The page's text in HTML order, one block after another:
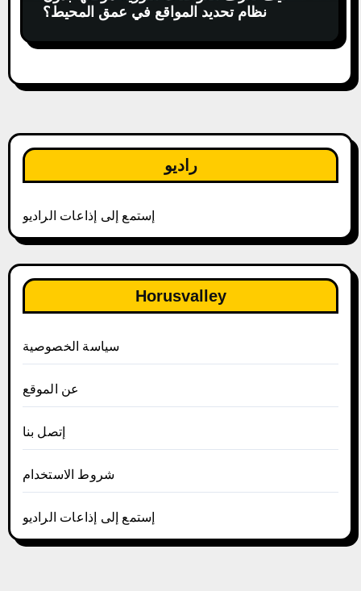
نظام تحديد المواقع في عمق المحيط؟
راديو
إستمع إلى إذاعات الراديو
Horusvalley
سياسة الخصوصية
عن الموقع
إتصل بنا
شروط الاستخدام
إستمع إلى إذاعات الراديو